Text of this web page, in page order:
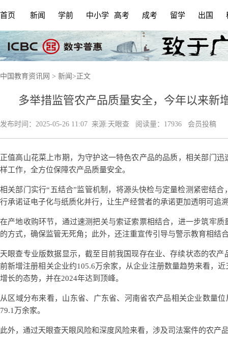
首页 新闻 学前 中小学 高考 成考 留学 出国
中国教育资讯网 > 新闻 > 正文
多举措监管农产品质量安全，今年以来新
发布时间： 2025-05-26 11:07 来源:天眼查 阅读量：17936 会员投稿
正值高山花菜上市期，为守护这一特色农产品的品质，相关部门
样工作，全方位保障农产品质量安全。
相关部门实行“五结合”监管机制，将源头快检与定量检测紧密结
行承诺证电子化与纸质化并行，让生产经营者的承诺更加透明可追
在产地收购环节，通过速测把关与索证索票相结合，进一步筑牢
的方式，确保监管无死角；此外，还注重宣传引导与警示教育相结
天眼查专业版数据显示，截至目前我国现存在业、存续状态的农
前新增注册相关企业约105.6万余家，从企业注册数量趋势来看，
增长的态势，并在2024年达到顶峰。
从区域分布来看，山东省、广东省、河南省农产品相关企业数量
79.1万余家。
此外，通过天眼查天眼风险和深度风险来看，涉及司法案件的农产